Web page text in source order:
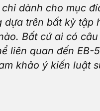
chỉ dành cho mục
dựa trên bất kỳ tập
Bất cứ ai có
liên quan đến EB-
khảo ý kiến luật